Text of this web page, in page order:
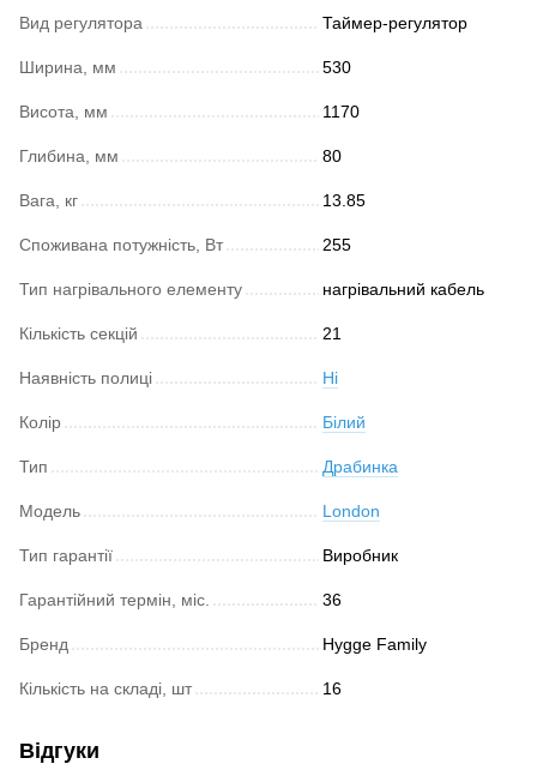
Вид регулятора Таймер-регулятор
Ширина, мм 530
Висота, мм 1170
Глибина, мм 80
Вага, кг 13.85
Споживана потужність, Вт 255
Тип нагрівального елементу нагрівальний кабель
Кількість секцій 21
Наявність полиці Ні
Колір Білий
Тип Драбинка
Модель London
Тип гарантії Виробник
Гарантійний термін, міс. 36
Бренд Hygge Family
Кількість на складі, шт 16
Відгуки